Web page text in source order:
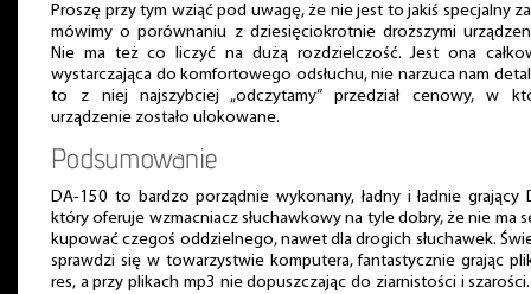
Proszę przy tym wziąć pod uwagę, że nie jest to jakiś specjalny
mówimy o porównaniu z dziesięciokrotnie droższymi
Nie ma też co liczyć na dużą rozdzielczość. Jest ona
wystarczająca do komfortowego odsłuchu, nie narzuca nam
to z niej najszybciej „odczytamy” przedział cenowy, w
urządzenie zostało ulokowane.
Podsumowanie
DA-150 to bardzo porządnie wykonany, ładny i ładnie grający
który oferuje wzmacniacz słuchawkowy na tyle dobry, że nie ma
kupować czegoś oddzielnego, nawet dla drogich słuchawek.
sprawdzi się w towarzystwie komputera, fantastycznie grając
res, a przy plikach mp3 nie dopuszczając do ziarnistości i